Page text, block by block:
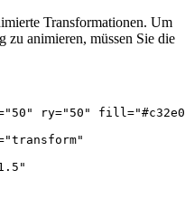
Transformationen. Um
zu animieren, müssen Sie die
"50" ry="50" fill=
"transform"